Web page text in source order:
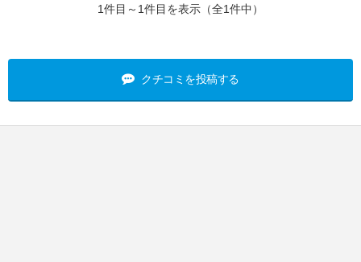
1件目～1件目を表示（全1件中）
クチコミを投稿する